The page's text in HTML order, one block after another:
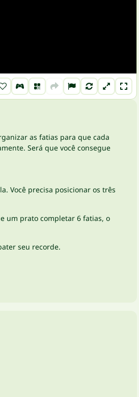
as fatias para que cada
Será que você consegue
Você precisa posicionar os três
um prato completar 6 fatias, o
seu recorde.